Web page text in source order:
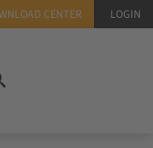
LOGIN
CENTER